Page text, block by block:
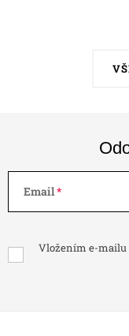
Email
Vložením e-mailu